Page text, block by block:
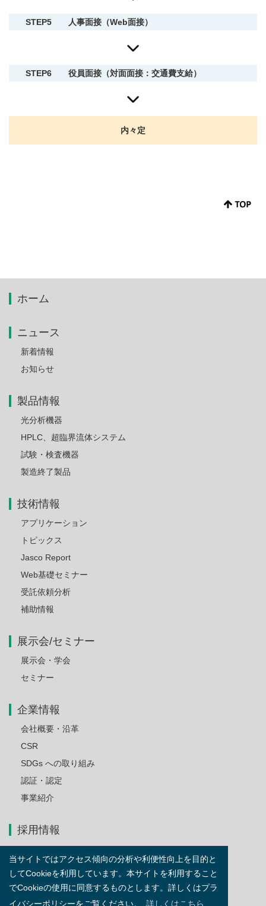
当サイトではアクセス傾向の分析や利便性向上を目的と
してCookieを利用しています。本サイトを利用すること
でCookieの使用に同意するものとします。詳しくはプラ
イバシーポリシーをご覧ください。
詳しくはこちら
STEP5 人事面接（Web面接）
STEP6 役員面接（対面面接：交通費支給）
内々定
ホーム
ニュース
新着情報
お知らせ
製品情報
光分析機器
HPLC、超臨界流体システム
試験・検査機器
製造終了製品
技術情報
アプリケーション
トピックス
Jasco Report
Web基礎セミナー
受託依頼分析
補助情報
展示会/セミナー
展示会・学会
セミナー
企業情報
会社概要・沿革
CSR
SDGs への取り組み
認証・認定
事業紹介
採用情報
お問い合わせ
サイトマップ